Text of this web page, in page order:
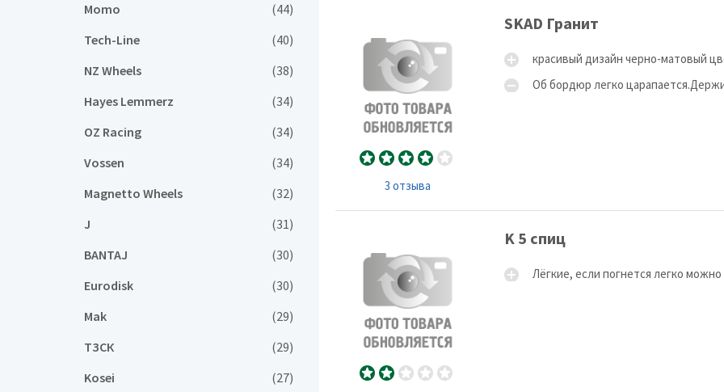
3 отзыва
SKAD Гранит
красивый дизайн черно-матовый
Об бордюр легко
K 5 спиц
Лёгкие, если погнется легко можно
Momo (44)
Tech-Line (40)
NZ Wheels (38)
Hayes Lemmerz (34)
OZ Racing (34)
Vossen (34)
Magnetto Wheels (32)
J (31)
BANTAJ (30)
Eurodisk (30)
Mak (29)
ТЗСК (29)
Kosei (27)